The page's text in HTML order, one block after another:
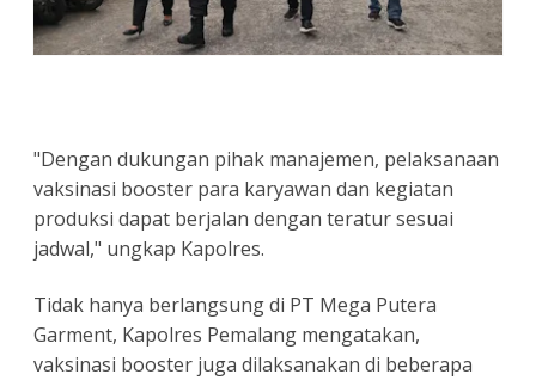
"Dengan dukungan pihak manajemen, pelaksanaan
vaksinasi booster para karyawan dan kegiatan
produksi dapat berjalan dengan teratur sesuai
jadwal," ungkap Kapolres.
Tidak hanya berlangsung di PT Mega Putera
Garment, Kapolres Pemalang mengatakan,
vaksinasi booster juga dilaksanakan di beberapa